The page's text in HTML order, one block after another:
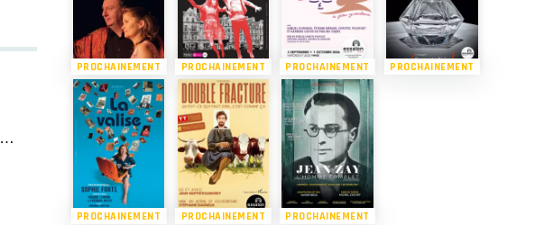
PROCHAINEMENT PROCHAINEMENT PROCHAINEMENT PROCHAINEMENT
PROCHAINEMENT PROCHAINEMENT PROCHAINEMENT